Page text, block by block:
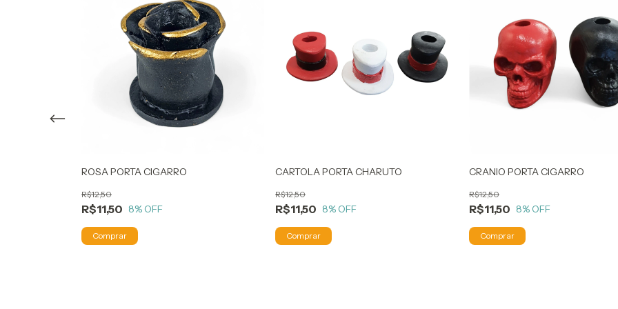
ROSA PORTA CIGARRO
R$11,50
R$12,50
8% OFF
CARTOLA PORTA CHARUTO
R$11,50
R$12,50
8% OFF
CRANIO PORTA CIGARRO
R$11,50
R$12,50
8% OFF